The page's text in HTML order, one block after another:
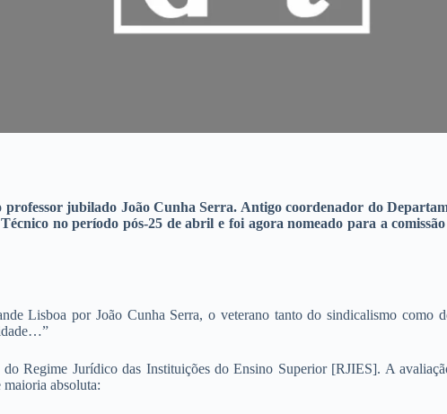
jubilado João Cunha Serra. Antigo coordenador do
no período pós-25 de abril e foi agora nomeado para a
Lisboa por João Cunha Serra, o veterano tanto do sindicalismo
idade…”
Regime Jurídico das Instituições do Ensino Superior [RJIES]. A
absoluta: